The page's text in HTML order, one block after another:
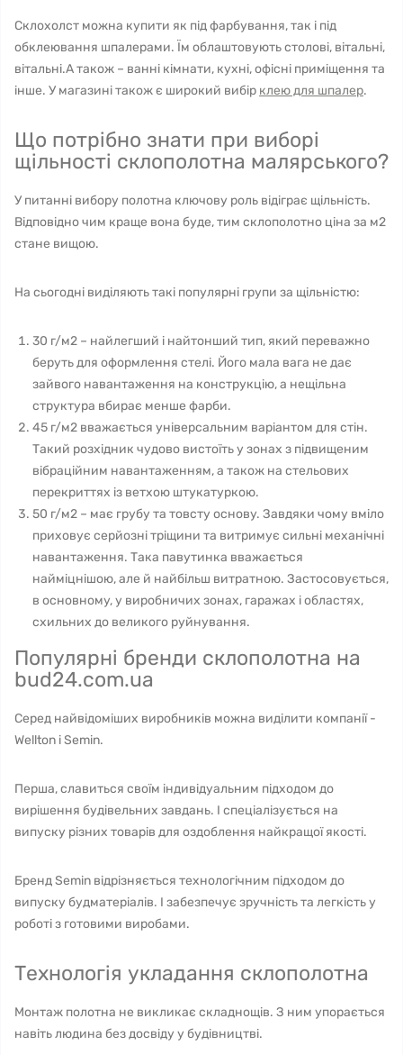
Склохолст можна купити як під фарбування, так і під
обклеювання шпалерами. Їм облаштовують столові, вітальні,
вітальні.А також – ванні кімнати, кухні, офісні приміщення та
інше. У магазині також є широкий вибір клею для шпалер.
Що потрібно знати при виборі
щільності склополотна малярського?
У питанні вибору полотна ключову роль відіграє щільність.
Відповідно чим краще вона буде, тим склополотно ціна за м2
стане вищою.
На сьогодні виділяють такі популярні групи за щільністю:
30 г/м2 – найлегший і найтонший тип, який переважно
беруть для оформлення стелі. Його мала вага не дає
зайвого навантаження на конструкцію, а нещільна
структура вбирає менше фарби.
45 г/м2 вважається універсальним варіантом для стін.
Такий розхідник чудово вистоїть у зонах з підвищеним
вібраційним навантаженням, а також на стельових
перекриттях із ветхою штукатуркою.
50 г/м2 – має грубу та товсту основу. Завдяки чому вміло
приховує серйозні тріщини та витримує сильні механічні
навантаження. Така павутинка вважається
найміцнішою, але й найбільш витратною. Застосовується,
в основному, у виробничих зонах, гаражах і областях,
схильних до великого руйнування.
Популярні бренди склополотна на
bud24.com.ua
Серед найвідоміших виробників можна виділити компанії -
Wellton і Semin.
Перша, славиться своїм індивідуальним підходом до
вирішення будівельних завдань. І спеціалізується на
випуску різних товарів для оздоблення найкращої якості.
Бренд Semin відрізняється технологічним підходом до
випуску будматеріалів. І забезпечує зручність та легкість у
роботі з готовими виробами.
Технологія укладання склополотна
Монтаж полотна не викликає складнощів. З ним упорається
навіть людина без досвіду у будівництві.